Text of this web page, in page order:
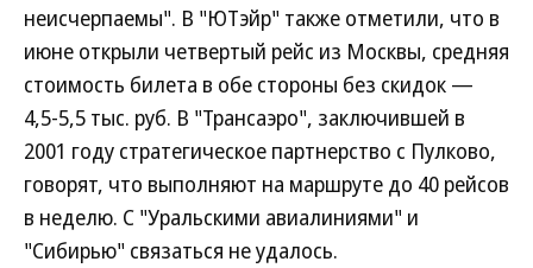
неисчерпаемы". В "ЮТэйр" также отметили, что в
июне открыли четвертый рейс из Москвы, средняя
стоимость билета в обе стороны без скидок —
4,5-5,5 тыс. руб. В "Трансаэро", заключившей в
2001 году стратегическое партнерство с Пулково,
говорят, что выполняют на маршруте до 40 рейсов
в неделю. С "Уральскими авиалиниями" и
"Сибирью" связаться не удалось.